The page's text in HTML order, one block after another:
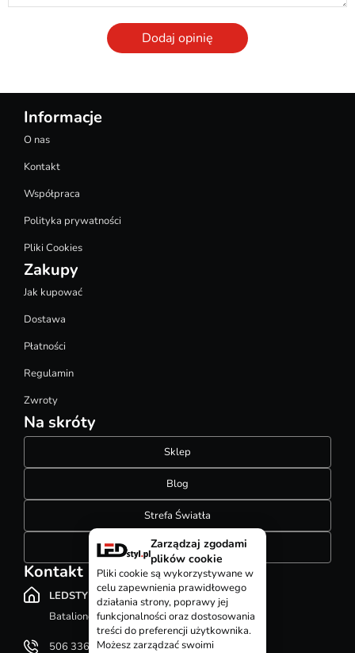
Dodaj opinię
Informacje
O nas
Kontakt
Współpraca
Polityka prywatności
Pliki Cookies
Zakupy
Jak kupować
Dostawa
Płatności
Regulamin
Zwroty
Na skróty
Sklep
Blog
Strefa Światła
Konfigurator szynoprzewodów
Kontakt
LEDSTYL.pl
Batalionów Chłopskich 12, 94-058 Łódź
506 336 320
Zarządzaj zgodami
plików cookie
Pliki cookie są wykorzystywane w
celu zapewnienia prawidłowego
działania strony, poprawy jej
funkcjonalności oraz dostosowania
treści do preferencji użytkownika.
Możesz zarządzać swoimi